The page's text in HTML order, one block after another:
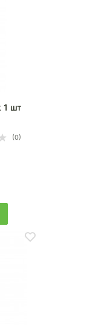
1 шт
(0)